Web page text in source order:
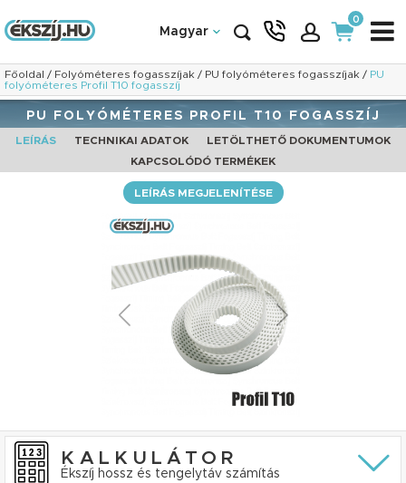
Magyar
0
Főoldal / Folyóméteres fogasszíjak / PU folyóméteres fogasszíjak / PU
folyóméteres Profil T10 fogasszíj
PU FOLYÓMÉTERES PROFIL T10 FOGASSZÍJ
LEÍRÁS TECHNIKAI ADATOK
LETÖLTHETŐ DOKUMENTUMOK
KAPCSOLÓDÓ TERMÉKEK
LEÍRÁS MEGJELENÍTÉSE
KALKULÁTOR
Ékszíj hossz és tengelytáv számítás